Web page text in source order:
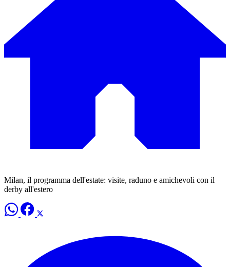
Milan, il programma dell'estate: visite, raduno e amichevoli con il
derby all'estero